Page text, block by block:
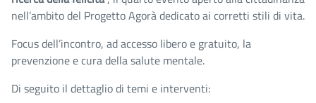
nell’ambito del Progetto Agorà dedicato ai corretti stili di vita.
Focus dell’incontro, ad accesso libero e gratuito, la
prevenzione e cura della salute mentale.
Di seguito il dettaglio di temi e interventi: